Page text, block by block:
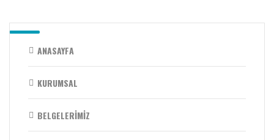
ANASAYFA
KURUMSAL
BELGELERİMİZ